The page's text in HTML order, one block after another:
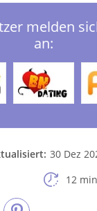
melden
an:
30 Dez
12